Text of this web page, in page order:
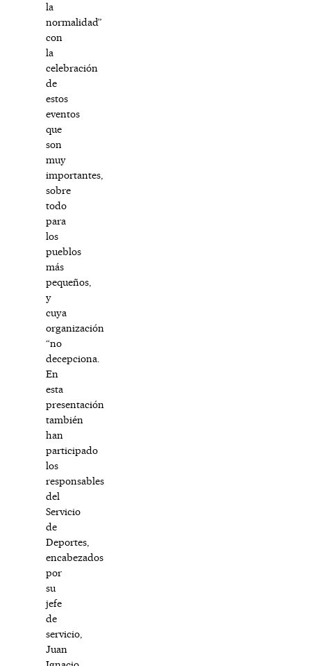
la
normalidad”
con
la
celebración
de
estos
eventos
que
son
muy
importantes,
sobre
todo
para
los
pueblos
más
pequeños,
y
cuya
organización
“no
decepciona.
En
esta
presentación
también
han
participado
los
responsables
del
Servicio
de
Deportes,
encabezados
por
su
jefe
de
servicio,
Juan